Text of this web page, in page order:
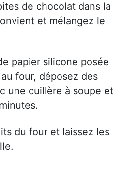
de chocolat dans la
et mélangez le
papier silicone posée
four, déposez des
une cuillère à soupe et
du four et laissez les